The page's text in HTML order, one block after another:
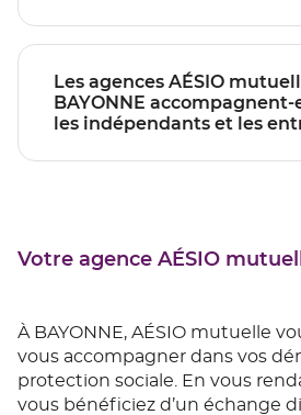
Les agences AÉSIO mutuelle de
BAYONNE accompagnent-
les indépendants et les
Votre agence AÉSIO
À BAYONNE, AÉSIO mutuelle
vous accompagner dans vos
protection sociale. En vous
vous bénéficiez d’un échange